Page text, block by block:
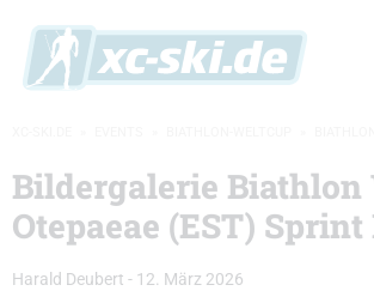
Bildergalerie Biathlon
Otepaeae (EST)
Harald Deubert - 12. März 2026